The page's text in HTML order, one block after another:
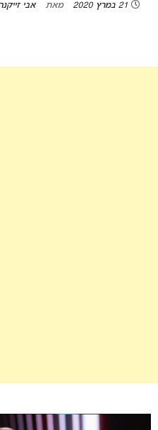
מאת אבי זייקנר